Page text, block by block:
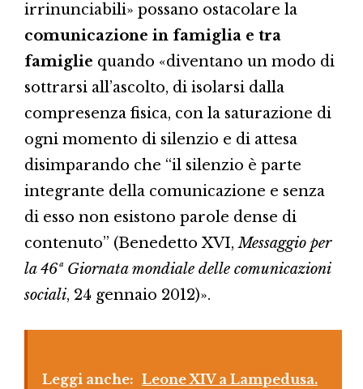
irrinunciabili» possano ostacolare la
comunicazione in famiglia e tra
famiglie quando «diventano un modo di
sottrarsi all’ascolto, di isolarsi dalla
compresenza fisica, con la saturazione di
ogni momento di silenzio e di attesa
disimparando che “il silenzio è parte
integrante della comunicazione e senza
di esso non esistono parole dense di
contenuto” (Benedetto XVI,Messaggio per
la 46ª Giornata mondiale delle comunicazioni
sociali, 24 gennaio 2012)».
Leggi anche: Leone XIV a Lampedusa.